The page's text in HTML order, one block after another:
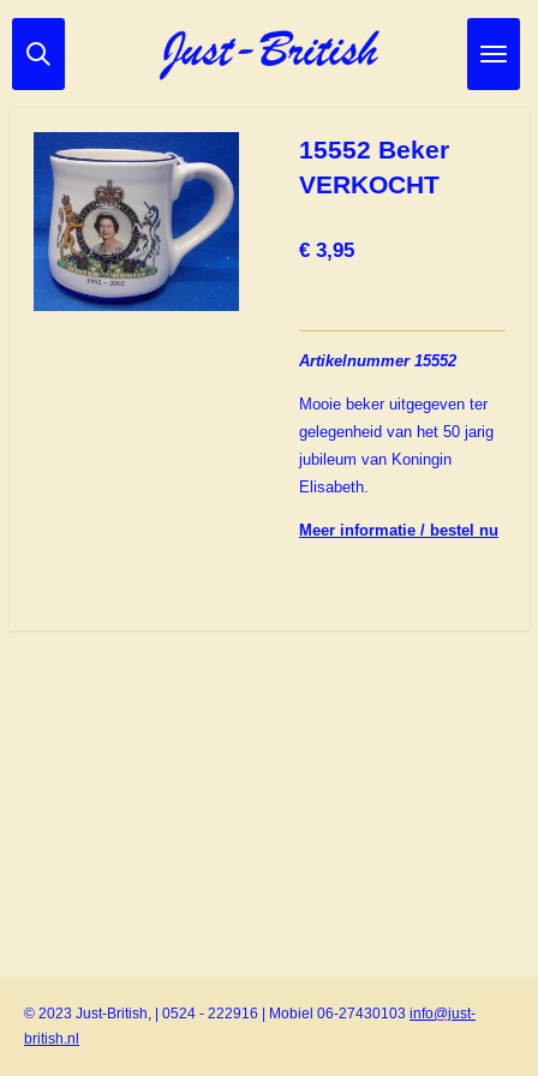
Ga
direct
hoofdinhoud
15552 Beker
VERKOCHT
€ 3,95
Artikelnummer 15552
Mooie beker uitgegeven ter
gelegenheid van het 50 jarig
jubileum van Koningin
Elisabeth.
Meer informatie / bestel nu
© 2023 Just-British, | 0524 - 222916 | Mobiel 06-27430103 info@just-
british.nl